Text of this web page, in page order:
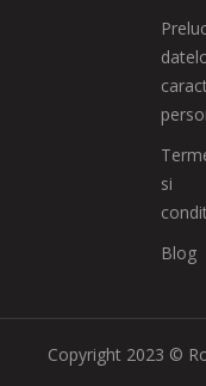
si
Blog
Copyright 2023 ©